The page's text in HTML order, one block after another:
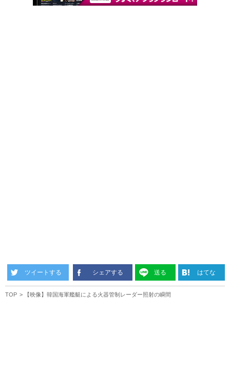
ツイートする シェアする 送る はてな
TOP 【映像】韓国海軍艦艇による火器管制レーダー照射の瞬間